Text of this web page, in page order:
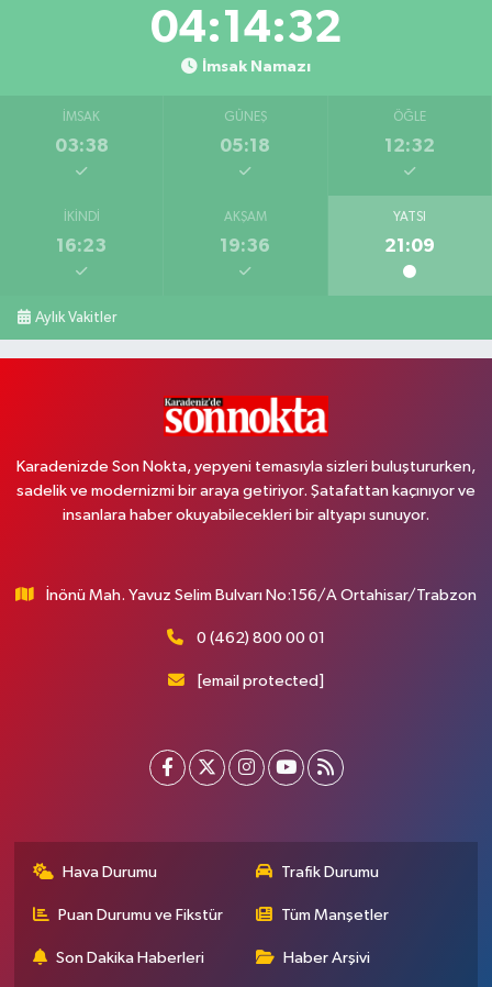
04:14:31
İmsak Namazı
İMSAK
03:38
GÜNEŞ
05:18
ÖĞLE
12:32
İKINDI
16:23
AKŞAM
19:36
YATSI
21:09
Aylık Vakitler
Karadenizde Son Nokta, yepyeni temasıyla sizleri buluştururken,
sadelik ve modernizmi bir araya getiriyor. Şatafattan kaçınıyor ve
insanlara haber okuyabilecekleri bir altyapı sunuyor.
İnönü Mah. Yavuz Selim Bulvarı No:156/A Ortahisar/Trabzon
0 (462) 800 00 01
[email protected]
Hava Durumu Trafik Durumu
Puan Durumu ve Fikstür Tüm Manşetler
Son Dakika Haberleri Haber Arşivi